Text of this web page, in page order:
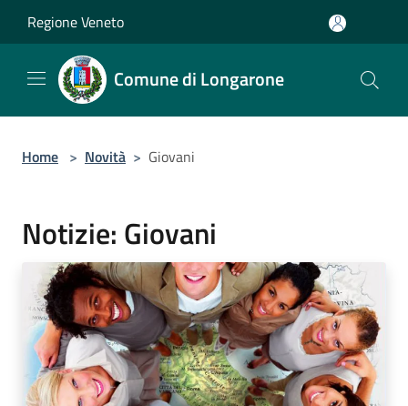
Regione Veneto
Comune di Longarone
Home > Novità > Giovani
Notizie: Giovani